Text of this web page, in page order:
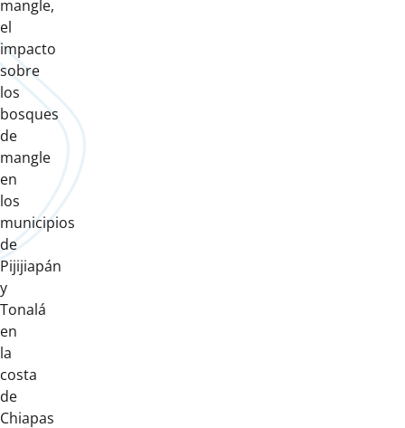
mangle,
el
impacto
sobre
los
bosques
de
mangle
en
los
municipios
de
Pijijiapán
y
Tonalá
en
la
costa
de
Chiapas